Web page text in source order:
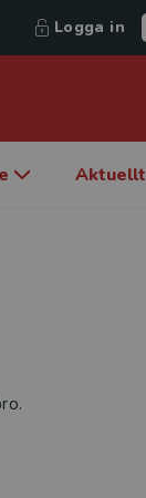
Logga in
Aktuellt